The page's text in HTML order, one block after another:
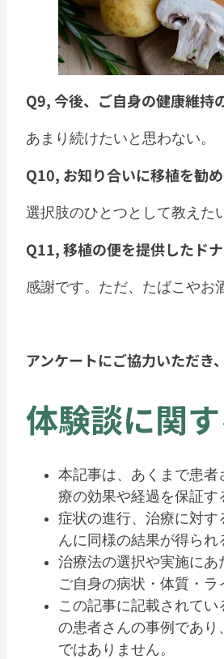
Q9, 今後、ご自身の健康維持
あまり続けたいと思わない。
Q10, お知り合いに移植を勧
選択肢のひとつとして教えた
Q11, 移植の便を提供したド
感謝です。ただ、たばこやお
アンケートにご協力いただき
体験談に関
本記事は、あくまで患
療の効果や経過を保証す
症状の進行、治療に対す
んに同様の結果が得られ
治療法の選択や実施にあ
ご自身の病状・体質・ラ
この記事に記載されて
の患者さんの事例であ
ではありません。